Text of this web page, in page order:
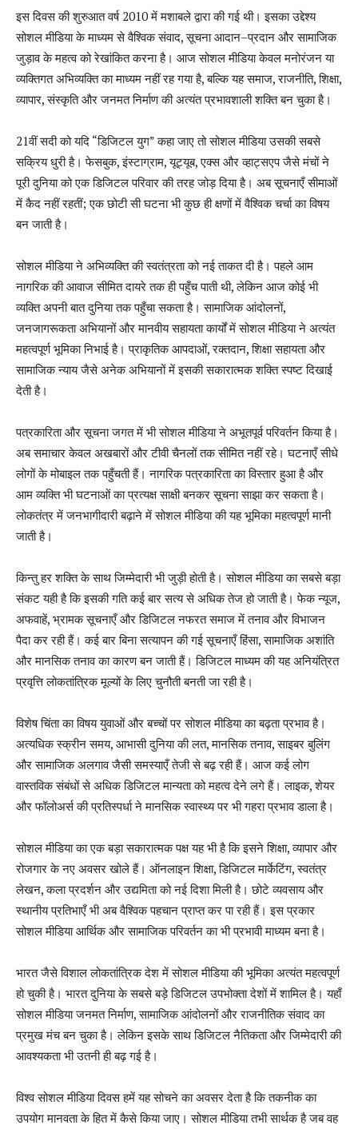
इस दिवस की शुरुआत वर्ष2010में मशाबले द्वारा की गई थी। इसका उद्देश्य
सोशल मीडिया के माध्यम से वैश्विक संवाद,सूचना आदान–प्रदान और सामाजिक
जुड़ाव के महत्व को रेखांकित करना है। आज सोशल मीडिया केवल मनोरंजन या
व्यक्तिगत अभिव्यक्ति का माध्यम नहीं रह गया है,बल्कि यह समाज,राजनीति,शिक्षा,
व्यापार,संस्कृति और जनमत निर्माण की अत्यंत प्रभावशाली शक्ति बन चुका है।
21वीं सदी को यदि “डिजिटल युग”कहा जाए तो सोशल मीडिया उसकी सबसे
सक्रिय धुरी है। फेसबुक,इंस्टाग्राम,यूट्यूब,एक्स और व्हाट्सएप जैसे मंचों ने
पूरी दुनिया को एक डिजिटल परिवार की तरह जोड़ दिया है। अब सूचनाएँ सीमाओं
में कैद नहीं रहतीं;एक छोटी सी घटना भी कुछ ही क्षणों में वैश्विक चर्चा का विषय
बन जाती है।
सोशल मीडिया ने अभिव्यक्ति की स्वतंत्रता को नई ताकत दी है। पहले आम
नागरिक की आवाज सीमित दायरे तक ही पहुँच पाती थी,लेकिन आज कोई भी
व्यक्ति अपनी बात दुनिया तक पहुँचा सकता है। सामाजिक आंदोलनों,
जनजागरूकता अभियानों और मानवीय सहायता कार्यों में सोशल मीडिया ने अत्यंत
महत्वपूर्ण भूमिका निभाई है। प्राकृतिक आपदाओं,रक्तदान,शिक्षा सहायता और
सामाजिक न्याय जैसे अनेक अभियानों में इसकी सकारात्मक शक्ति स्पष्ट दिखाई
देती है।
पत्रकारिता और सूचना जगत में भी सोशल मीडिया ने अभूतपूर्व परिवर्तन किया है।
अब समाचार केवल अखबारों और टीवी चैनलों तक सीमित नहीं रहे। घटनाएँ सीधे
लोगों के मोबाइल तक पहुँचती हैं। नागरिक पत्रकारिता का विस्तार हुआ है और
आम व्यक्ति भी घटनाओं का प्रत्यक्ष साक्षी बनकर सूचना साझा कर सकता है।
लोकतंत्र में जनभागीदारी बढ़ाने में सोशल मीडिया की यह भूमिका महत्वपूर्ण मानी
जाती है।
किन्तु हर शक्ति के साथ जिम्मेदारी भी जुड़ी होती है। सोशल मीडिया का सबसे बड़ा
संकट यही है कि इसकी गति कई बार सत्य से अधिक तेज हो जाती है। फेक न्यूज,
अफवाहें, भ्रामक सूचनाएँ और डिजिटल नफरत समाज में तनाव और विभाजन
पैदा कर रही हैं। कई बार बिना सत्यापन की गई सूचनाएँ हिंसा,सामाजिक अशांति
और मानसिक तनाव का कारण बन जाती हैं। डिजिटल माध्यम की यह अनियंत्रित
प्रवृत्ति लोकतांत्रिक मूल्यों के लिए चुनौती बनती जा रही है।
विशेष चिंता का विषय युवाओं और बच्चों पर सोशल मीडिया का बढ़ता प्रभाव है।
अत्यधिक स्क्रीन समय, आभासी दुनिया की लत,मानसिक तनाव,साइबर बुलिंग
और सामाजिक अलगाव जैसी समस्याएँ तेजी से बढ़ रही हैं। आज कई लोग
वास्तविक संबंधों से अधिक डिजिटल मान्यता को महत्व देने लगे हैं। लाइक,शेयर
और फॉलोअर्स की प्रतिस्पर्धा ने मानसिक स्वास्थ्य पर भी गहरा प्रभाव डाला है।
सोशल मीडिया का एक बड़ा सकारात्मक पक्ष यह भी है कि इसने शिक्षा,व्यापार और
रोजगार के नए अवसर खोले हैं। ऑनलाइन शिक्षा,डिजिटल मार्केटिंग,स्वतंत्र
लेखन,कला प्रदर्शन और उद्यमिता को नई दिशा मिली है। छोटे व्यवसाय और
स्थानीय प्रतिभाएँ भी अब वैश्विक पहचान प्राप्त कर पा रही हैं। इस प्रकार
सोशल मीडिया आर्थिक और सामाजिक परिवर्तन का भी प्रभावी माध्यम बना है।
भारत जैसे विशाल लोकतांत्रिक देश में सोशल मीडिया की भूमिका अत्यंत महत्वपूर्ण
हो चुकी है। भारत दुनिया के सबसे बड़े डिजिटल उपभोक्ता देशों में शामिल है। यहाँ
सोशल मीडिया जनमत निर्माण,सामाजिक आंदोलनों और राजनीतिक संवाद का
प्रमुख मंच बन चुका है। लेकिन इसके साथ डिजिटल नैतिकता और जिम्मेदारी की
आवश्यकता भी उतनी ही बढ़ गई है।
विश्व सोशल मीडिया दिवस हमें यह सोचने का अवसर देता है कि तकनीक का
उपयोग मानवता के हित में कैसे किया जाए। सोशल मीडिया तभी सार्थक है जब वह